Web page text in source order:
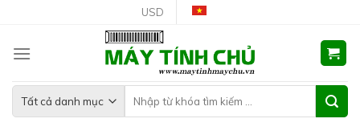
content
USD